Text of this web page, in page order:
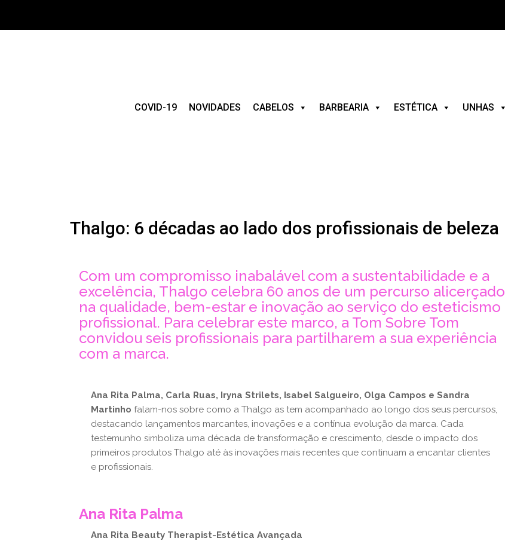
COVID-19 NOVIDADES CABELOS BARBEARIA ESTÉTICA UNHAS
Thalgo: 6 décadas ao lado dos profissionais de beleza
Com um compromisso inabalável com a sustentabilidade e a
excelência, Thalgo celebra 60 anos de um percurso alicerçado
na qualidade, bem-estar e inovação ao serviço do esteticismo
profissional. Para celebrar este marco, a Tom Sobre Tom
convidou seis profissionais para partilharem a sua experiência
com a marca.
Ana Rita Palma, Carla Ruas, Iryna Strilets, Isabel Salgueiro, Olga Campos e Sandra
Martinho falam-nos sobre como a Thalgo as tem acompanhado ao longo dos seus percursos,
destacando lançamentos marcantes, inovações e a contínua evolução da marca. Cada
testemunho simboliza uma década de transformação e crescimento, desde o impacto dos
primeiros produtos Thalgo até às inovações mais recentes que continuam a encantar clientes
e profissionais.
Ana Rita Palma
Ana Rita Beauty Therapist-Estética Avançada